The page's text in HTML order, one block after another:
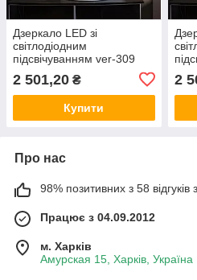
Дзеркало LED зі
світлодіодним
підсвічуванням ver-309
підсвіткою
2 501,20 ₴
Купити
2
Про нас
98% позитивних з 58 відгуків
Працює з 04.09.2012
м. Харків
Амурская 15, Харків, Україна